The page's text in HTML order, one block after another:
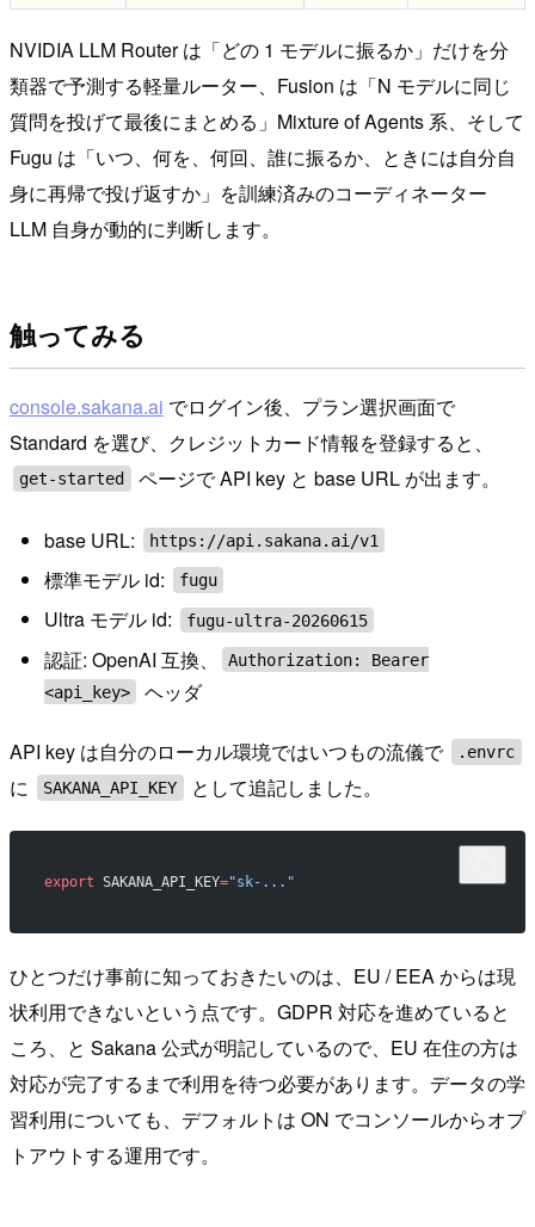
NVIDIA LLM Router は「どの 1 モデルに振るか」だけを分
類器で予測する軽量ルーター、Fusion は「N モデルに同じ
質問を投げて最後にまとめる」Mixture of Agents 系、そして
Fugu は「いつ、何を、何回、誰に振るか、ときには自分自
身に再帰で投げ返すか」を訓練済みのコーディネーター
LLM 自身が動的に判断します。
触ってみる
console.sakana.ai でログイン後、プラン選択画面で
Standard を選び、クレジットカード情報を登録すると、
get-started ページで API key と base URL が出ます。
base URL: https://api.sakana.ai/v1
標準モデル id: fugu
Ultra モデル id: fugu-ultra-20260615
認証: OpenAI 互換、
Authorization: Bearer
<api_key>
ヘッダ
API key は自分のローカル環境ではいつもの流儀で .envrc
に SAKANA_API_KEY として追記しました。
export SAKANA_API_KEY="sk-..."
ひとつだけ事前に知っておきたいのは、EU / EEA からは現
状利用できないという点です。GDPR 対応を進めていると
ころ、と Sakana 公式が明記しているので、EU 在住の方は
対応が完了するまで利用を待つ必要があります。データの学
習利用についても、デフォルトは ON でコンソールからオプ
トアウトする運用です。